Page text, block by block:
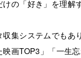
の「好き」を理解
集システムでもあ
画TOP3」「一生